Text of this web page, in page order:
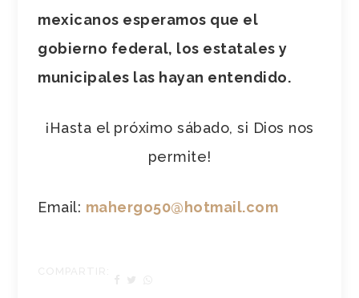
mexicanos esperamos que el
gobierno federal, los estatales y
municipales las hayan entendido.
¡Hasta el próximo sábado, si Dios nos
permite!
Email: mahergo50@hotmail.com